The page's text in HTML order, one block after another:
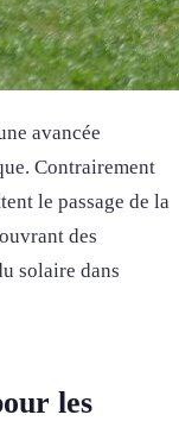
avancée
Contrairement
le passage de la
des
solaire dans
les